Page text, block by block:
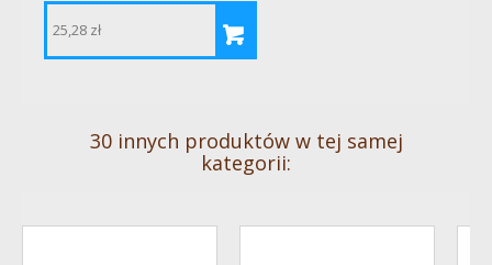
25,28 zł 7
30 innych produktów w tej samej
kategorii: